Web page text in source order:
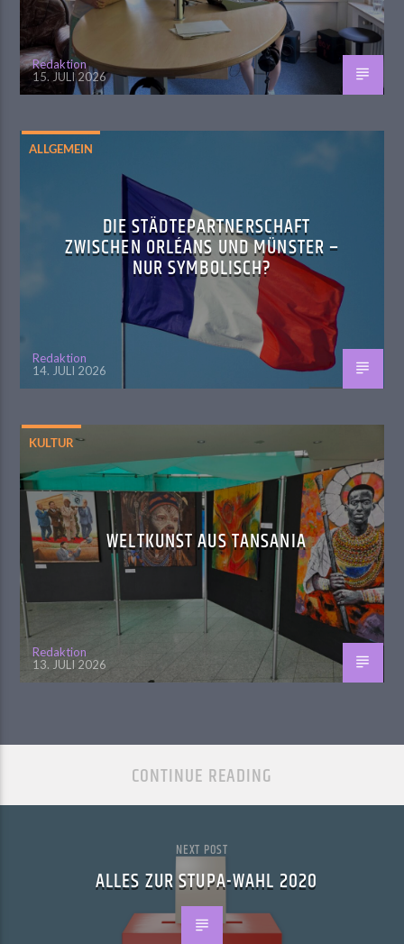
Redaktion
15. JULI 2026
ALLGEMEIN
DIE STÄDTEPARTNERSCHAFT
ZWISCHEN ORLÉANS UND MÜNSTER –
NUR SYMBOLISCH?
Redaktion
14. JULI 2026
KULTUR
WELTKUNST AUS TANSANIA
Redaktion
13. JULI 2026
CONTINUE READING
NEXT POST
ALLES ZUR STUPA-WAHL 2020